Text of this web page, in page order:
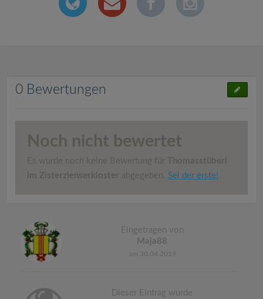
0 Bewertungen
Noch nicht bewertet
Es wurde noch keine Bewertung für
Thomasstüberl
im Zisterzienserkloster abgegeben. Sei der erste!
Eingetragen von
Maja88
am 30.04.2019
Dieser Eintrag wurde